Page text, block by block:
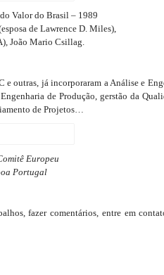
Valor do Brasil – 1989
de Lawrence D. Miles),
João Mario Csillag.
e outras, já incorporaram a Análise e
de Produção, gerstão da
de Projetos…
Europeu
Portugal
fazer comentários, entre em